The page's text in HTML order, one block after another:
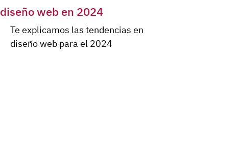
diseño web en 2024
Te explicamos las tendencias en
diseño web para el 2024